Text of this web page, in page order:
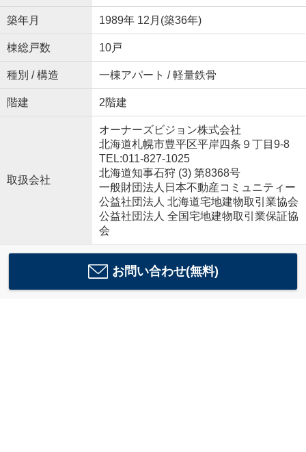
築年月 1989年 12月(築36年)
棟総戸数 10戸
種別 / 構造 一棟アパート / 軽量鉄骨
階建 2階建
取扱会社
オーナーズビジョン株式会社
北海道札幌市豊平区平岸四条９丁目9-8
TEL:011-827-1025
北海道知事石狩 (3) 第8368号
一般財団法人日本不動産コミュニティー
公益社団法人 北海道宅地建物取引業協会
公益社団法人 全国宅地建物取引業保証協
会
お問い合わせ(無料)